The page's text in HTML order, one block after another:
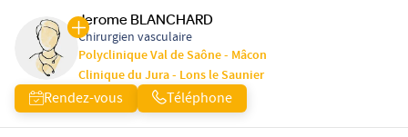
Jerome BLANCHARD
Chirurgien vasculaire
Polyclinique Val de Saône - Mâcon
Clinique du Jura - Lons le Saunier
Rendez-vous Téléphone